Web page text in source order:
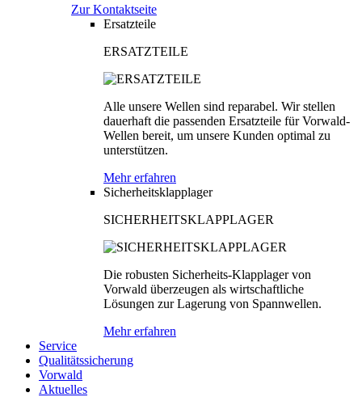
Zur Kontaktseite
Ersatzteile
ERSATZTEILE
Alle unsere Wellen sind reparabel. Wir stellen
dauerhaft die passenden Ersatzteile für Vorwald-
Wellen bereit, um unsere Kunden optimal zu
unterstützen.
Mehr erfahren
Sicherheitsklapplager
SICHERHEITSKLAPPLAGER
Die robusten Sicherheits-Klapplager von
Vorwald überzeugen als wirtschaftliche
Lösungen zur Lagerung von Spannwellen.
Mehr erfahren
Service
Qualitätssicherung
Vorwald
Aktuelles